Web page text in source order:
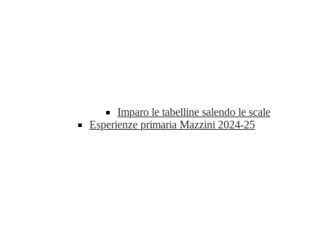
Imparo le tabelline salendo le scale
Esperienze primaria Mazzini 2024-25